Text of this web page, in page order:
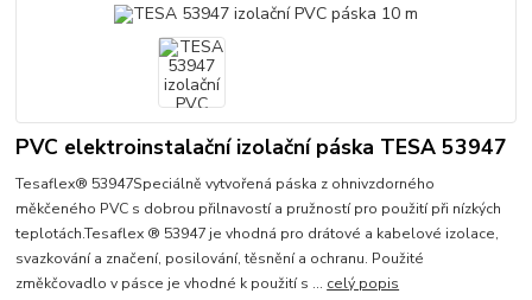
PVC elektroinstalační izolační páska TESA 53947
Tesaflex® 53947Speciálně vytvořená páska z ohnivzdorného
měkčeného PVC s dobrou přilnavostí a pružností pro použití při nízkých
teplotách.Tesaflex ® 53947 je vhodná pro drátové a kabelové izolace,
svazkování a značení, posilování, těsnění a ochranu. Použité
změkčovadlo v pásce je vhodné k použití s ... celý popis